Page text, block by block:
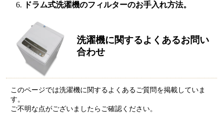
ドラム式洗濯機のフィルターのお手入れ方法。
洗濯機に関するよくあるお問い
合わせ
このページでは洗濯機に関するよくあるご質問を掲載していま
す。
ご不明な点がございましたらご確認ください。